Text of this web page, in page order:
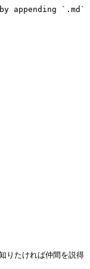
appending `.md`
りたければ仲間を説得